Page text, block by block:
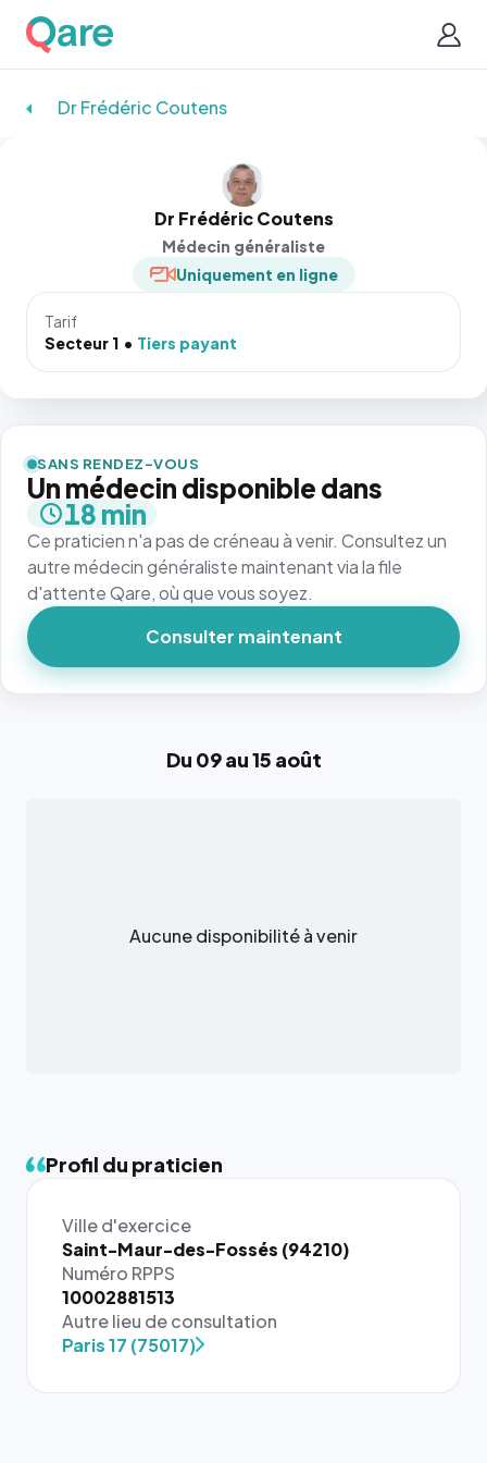
Dr Frédéric Coutens
Dr Frédéric Coutens
Médecin généraliste
Uniquement en ligne
Tarif
Secteur 1
Tiers payant
Du 09 au 15 août
Aucune disponibilité à venir
Profil du praticien
Ville d'exercice
Saint-Maur-des-Fossés (94210)
Numéro RPPS
10002881513
Autre lieu de consultation
Paris 17 (75017)
SANS RENDEZ-VOUS
Un médecin disponible dans
18 min
Ce praticien n'a pas de créneau à venir. Consultez un
autre médecin généraliste maintenant via la file
d'attente Qare, où que vous soyez.
Consulter maintenant
{# 40×40
: la taille
rendue par
`.profile-